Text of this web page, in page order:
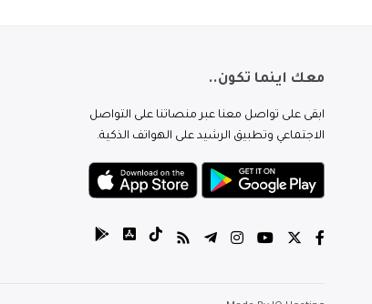
معك اينما تكون..
ابقى على تواصل معنا عبر منصاتنا على التواصل
الاجتماعي وتطبيق الرشيد على الهواتف الذكية.